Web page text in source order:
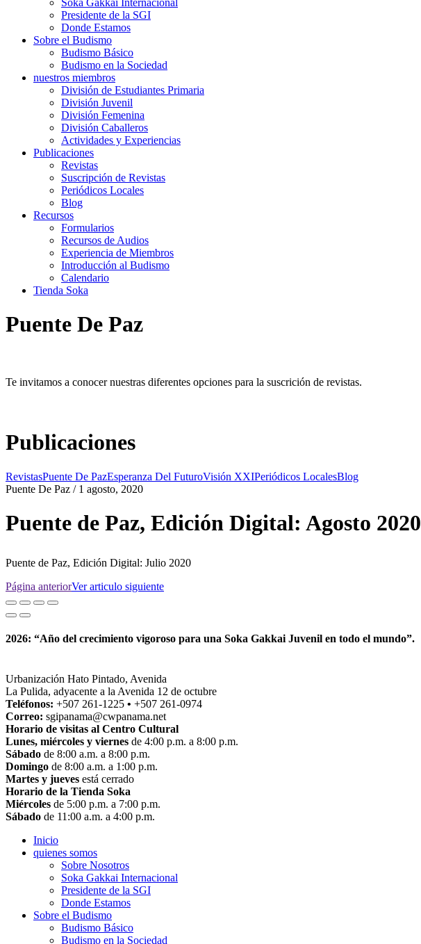
Soka Gakkai Internacional
Presidente de la SGI
Donde Estamos
Sobre el Budismo
Budismo Básico
Budismo en la Sociedad
nuestros miembros
División de Estudiantes Primaria
División Juvenil
División Femenina
División Caballeros
Actividades y Experiencias
Publicaciones
Revistas
Suscripción de Revistas
Periódicos Locales
Blog
Recursos
Formularios
Recursos de Audios
Experiencia de Miembros
Introducción al Budismo
Calendario
Tienda Soka
Puente De Paz
Te invitamos a conocer nuestras diferentes opciones para la suscrición de revistas.
Publicaciones
RevistasPuente De PazEsperanza Del FuturoVisión XXIPeriódicos LocalesBlog
Puente De Paz / 1 agosto, 2020
Puente de Paz, Edición Digital: Agosto 2020
Puente de Paz, Edición Digital: Julio 2020
Página anteriorVer articulo siguiente
2026: “Año del crecimiento vigoroso para una Soka Gakkai Juvenil en todo el mundo”.
Urbanización Hato Pintado, Avenida
La Pulida, adyacente a la Avenida 12 de octubre
Teléfonos: +507 261-1225 • +507 261-0974
Correo: sgipanama@cwpanama.net
Horario de visitas al Centro Cultural
Lunes, miércoles y viernes de 4:00 p.m. a 8:00 p.m.
Sábado de 8:00 a.m. a 8:00 p.m.
Domingo de 8:00 a.m. a 1:00 p.m.
Martes y jueves está cerrado
Horario de la Tienda Soka
Miércoles de 5:00 p.m. a 7:00 p.m.
Sábado de 11:00 a.m. a 4:00 p.m.
Inicio
quienes somos
Sobre Nosotros
Soka Gakkai Internacional
Presidente de la SGI
Donde Estamos
Sobre el Budismo
Budismo Básico
Budismo en la Sociedad